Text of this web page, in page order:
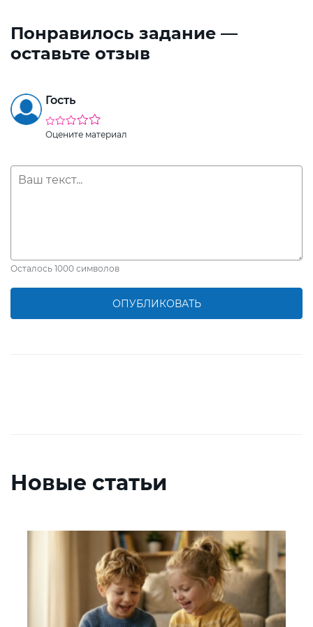
Понравилось задание —
оставьте отзыв
Гость
Оцените материал
Осталось 1000 символов
ОПУБЛИКОВАТЬ
Новые статьи